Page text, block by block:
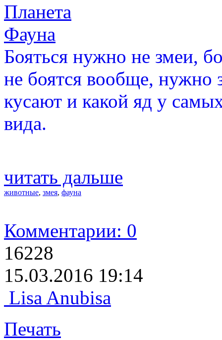
Планета
Фауна
Бояться нужно не змеи,
не боятся вообще, нужно
кусают и какой яд у
вида.
читать дальше
животные, змея, фауна
Комментарии: 0
16228
15.03.2016 19:14
Lisa Anubisa
Печать